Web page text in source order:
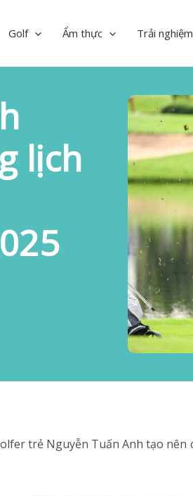
Golf Ẩm thực Trải nghiệm
lịch
trẻ Nguyễn Tuấn Anh tạo